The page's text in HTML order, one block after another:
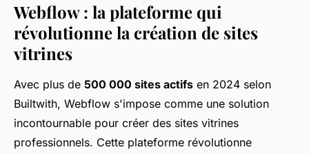
Webflow : la plateforme qui
révolutionne la création de sites
vitrines
Avec plus de 500 000 sites actifs en 2024 selon
Builtwith, Webflow s'impose comme une solution
incontournable pour créer des sites vitrines
professionnels. Cette plateforme révolutionne